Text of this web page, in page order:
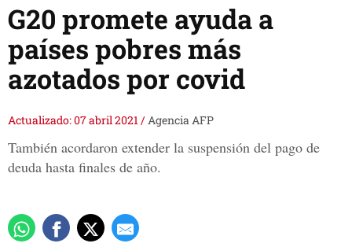
G20 promete ayuda a
países pobres más
azotados por covid
Actualizado: 07 abril 2021/Agencia AFP
También acordaron extender la suspensión del pago de
deuda hasta finales de año.